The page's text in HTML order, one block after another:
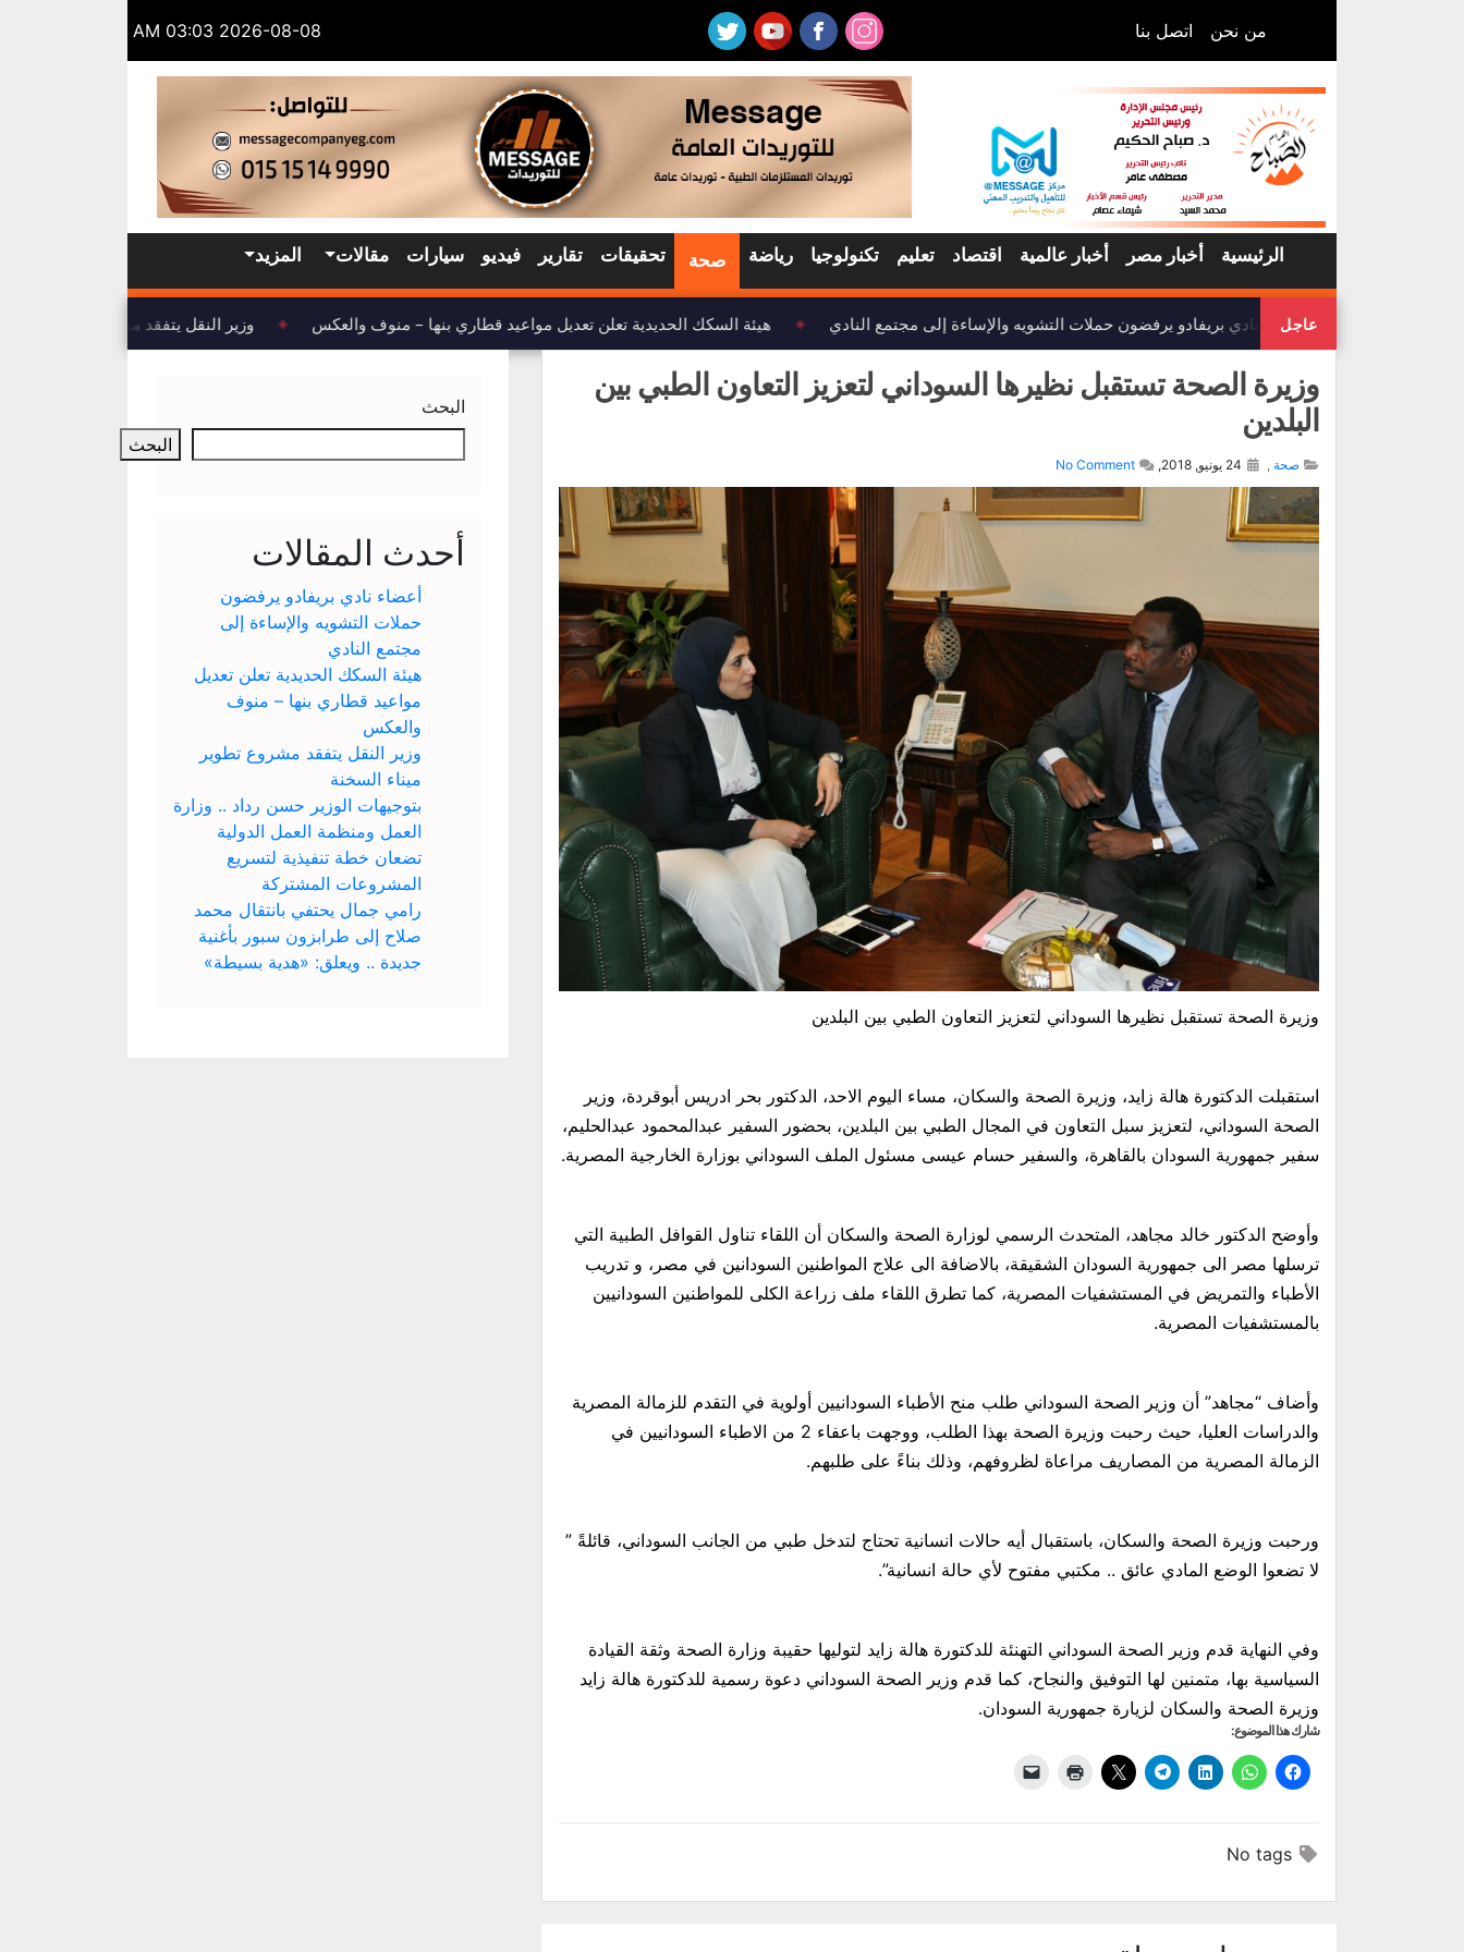
من نحن اتصل بنا 2026-08-08 03:03 AM
الرئيسية أخبار مصر أخبار عالمية اقتصاد تعليم تكنولوجيا رياضة صحة تحقيقات تقارير فيديو سيارات مقالات المزيد
عاجل
أعضاء نادي بريفادو يرفضون حملات التشويه والإساءة إلى مجتمع النادي ◈ هيئة السكك الحديدية تعلن تعديل مواعيد قطاري بنها – منوف والعكس ◈ وزير النقل يتفقد مشروع تطوير ميناء
وزيرة الصحة تستقبل نظيرها السوداني لتعزيز التعاون الطبي بين
البلدين
صحة ,
No Comment
وزيرة الصحة تستقبل نظيرها السوداني لتعزيز التعاون الطبي بين البلدين
استقبلت الدكتورة هالة زايد، وزيرة الصحة والسكان، مساء اليوم الاحد، الدكتور بحر ادريس أبوقردة، وزير
الصحة السوداني، لتعزيز سبل التعاون في المجال الطبي بين البلدين، بحضور السفير عبدالمحمود عبدالحليم،
سفير جمهورية السودان بالقاهرة، والسفير حسام عيسى مسئول الملف السوداني بوزارة الخارجية المصرية.
وأوضح الدكتور خالد مجاهد، المتحدث الرسمي لوزارة الصحة والسكان أن اللقاء تناول القوافل الطبية التي
ترسلها مصر الى جمهورية السودان الشقيقة، بالاضافة الى علاج المواطنين السودانين في مصر، و تدريب
الأطباء والتمريض في المستشفيات المصرية، كما تطرق اللقاء ملف زراعة الكلى للمواطنين السودانيين
بالمستشفيات المصرية.
وأضاف “مجاهد” أن وزير الصحة السوداني طلب منح الأطباء السودانيين أولوية في التقدم للزمالة المصرية
والدراسات العليا، حيث رحبت وزيرة الصحة بهذا الطلب، ووجهت باعفاء 2 من الاطباء السودانيين في
الزمالة المصرية من المصاريف مراعاة لظروفهم، وذلك بناءً على طلبهم.
ورحبت وزيرة الصحة والسكان، باستقبال أيه حالات انسانية تحتاج لتدخل طبي من الجانب السوداني، قائلةً ”
لا تضعوا الوضع المادي عائق .. مكتبي مفتوح لأي حالة انسانية”.
وفي النهاية قدم وزير الصحة السوداني التهنئة للدكتورة هالة زايد لتوليها حقيبة وزارة الصحة وثقة القيادة
السياسية بها، متمنين لها التوفيق والنجاح، كما قدم وزير الصحة السوداني دعوة رسمية للدكتورة هالة زايد
وزيرة الصحة والسكان لزيارة جمهورية السودان.
شارك هذا الموضوع:
البحث
البحث
أحدث المقالات
أعضاء نادي بريفادو يرفضون
حملات التشويه والإساءة إلى
مجتمع النادي
هيئة السكك الحديدية تعلن تعديل
مواعيد قطاري بنها – منوف
والعكس
وزير النقل يتفقد مشروع تطوير
ميناء السخنة
بتوجيهات الوزير حسن رداد .. وزارة
العمل ومنظمة العمل الدولية
تضعان خطة تنفيذية لتسريع
المشروعات المشتركة
رامي جمال يحتفي بانتقال محمد
صلاح إلى طرابزون سبور بأغنية
جديدة .. ويعلق: «هدية بسيطة»